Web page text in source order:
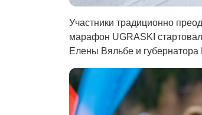
Участники традиционно
марафон UGRASKI
Елены Вяльбе и